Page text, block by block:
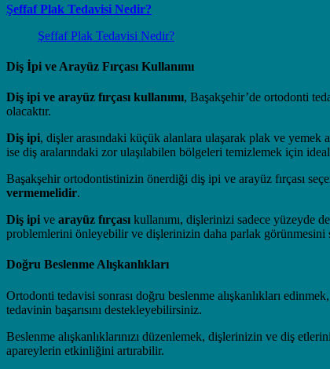
Şeffaf Plak Tedavisi Nedir?
Şeffaf Plak Tedavisi Nedir?
Diş İpi ve Arayüz Fırçası Kullanımı
Diş ipi ve arayüz fırçası kullanımı, Başakşehir’de ortodonti
olacaktır.
Diş ipi, dişler arasındaki küçük alanlara ulaşarak plak ve
ise diş aralarındaki zor ulaşılabilen bölgeleri temizlemek için
Başakşehir ortodontistinizin önerdiği diş ipi ve arayüz fırçası
vermemelidir.
Diş ipi ve arayüz fırçası kullanımı, dişlerinizi sadece yüzeyde
problemlerini önleyebilir ve dişlerinizin daha parlak görünmesini
Doğru Beslenme Alışkanlıkları
Ortodonti tedavisi sonrası doğru beslenme alışkanlıkları
tedavinin başarısını destekleyebilirsiniz.
Beslenme alışkanlıklarınızı düzenlemek, dişlerinizin ve diş
apareylerin etkinliğini artırabilir.